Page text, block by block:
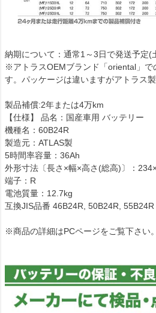
納期について：通常1～3日で発送予定(
※アトラスOEMブランド「oriental」で
す。パッケージは違いますがアトラス製
製品補償:2年または4万km
【仕様】 品名：国産車用 バッテリー
機種名：60B24R
製造元：ATLAS製
5時間率容量：36Ah
外形寸法〔長さ×幅×高さ(総高)〕：
端子：R
電池質量：12.7kg
互換JIS品番 46B24R, 50B24R, 55B24R
※商品の詳細はPCページをご覧下さい。